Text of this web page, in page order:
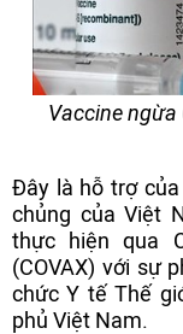
Vaccine ngừa
Đây là hỗ trợ
chủng của Việt
thực hiện qua
(COVAX) với sự
chức Y tế Thế
phủ Việt Nam.